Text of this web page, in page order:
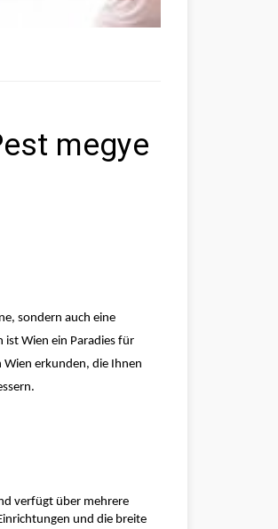
megye
sondern auch eine
ist Wien ein Paradies für
Wien erkunden, die Ihnen
verfügt über mehrere
und die breite